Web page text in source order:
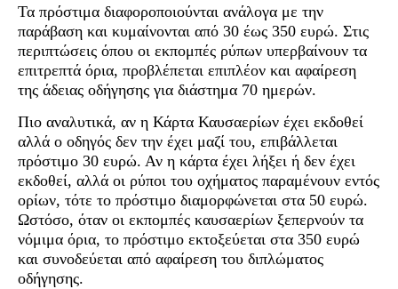
Τα πρόστιμα διαφοροποιούνται ανάλογα με την
παράβαση και κυμαίνονται από 30 έως 350 ευρώ. Στις
περιπτώσεις όπου οι εκπομπές ρύπων υπερβαίνουν τα
επιτρεπτά όρια, προβλέπεται επιπλέον και αφαίρεση
της άδειας οδήγησης για διάστημα 70 ημερών.
Πιο αναλυτικά, αν η Κάρτα Καυσαερίων έχει εκδοθεί
αλλά ο οδηγός δεν την έχει μαζί του, επιβάλλεται
πρόστιμο 30 ευρώ. Αν η κάρτα έχει λήξει ή δεν έχει
εκδοθεί, αλλά οι ρύποι του οχήματος παραμένουν εντός
ορίων, τότε το πρόστιμο διαμορφώνεται στα 50 ευρώ.
Ωστόσο, όταν οι εκπομπές καυσαερίων ξεπερνούν τα
νόμιμα όρια, το πρόστιμο εκτοξεύεται στα 350 ευρώ
και συνοδεύεται από αφαίρεση του διπλώματος
οδήγησης.